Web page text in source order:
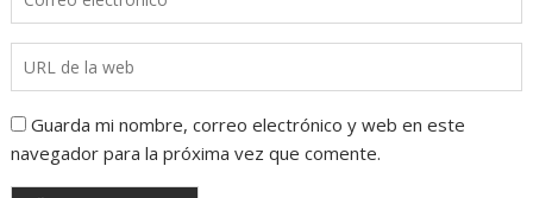
Guarda mi nombre, correo electrónico y web en este
navegador para la próxima vez que comente.